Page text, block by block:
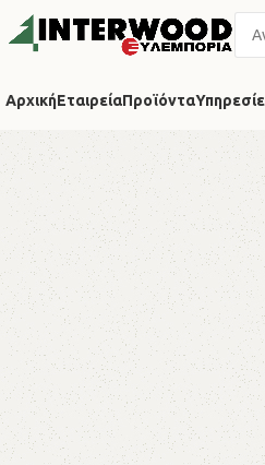
ΑρχικήΕταιρείαΠροϊόντα